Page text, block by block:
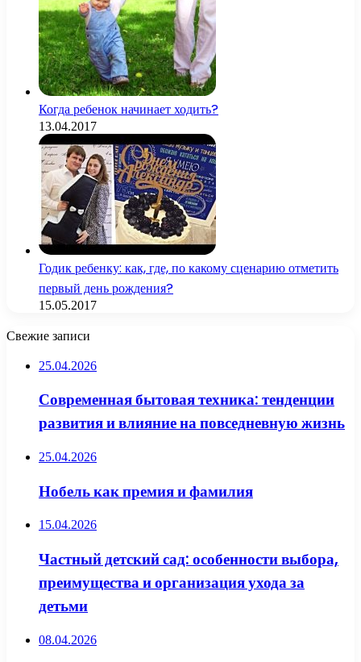
Когда ребенок начинает ходить?
13.04.2017
Годик ребенку: как, где, по какому сценарию отметить
первый день рождения?
15.05.2017
Свежие записи
25.04.2026
Современная бытовая техника: тенденции
развития и влияние на повседневную жизнь
25.04.2026
Нобель как премия и фамилия
15.04.2026
Частный детский сад: особенности выбора,
преимущества и организация ухода за
детьми
08.04.2026